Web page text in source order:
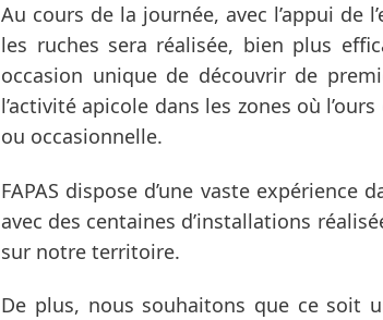
Au cours de la journée, avec l’appui de
les ruches sera réalisée, bien plus
occasion unique de découvrir de
l’activité apicole dans les zones où
ou occasionnelle.
FAPAS dispose d’une vaste
avec des centaines d’installations
sur notre territoire.
De plus, nous souhaitons que ce soit